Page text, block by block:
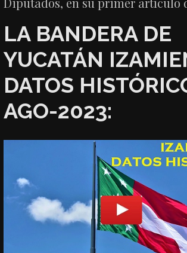
LA BANDERA DE
YUCATÁN
DATOS
AGO-2023: